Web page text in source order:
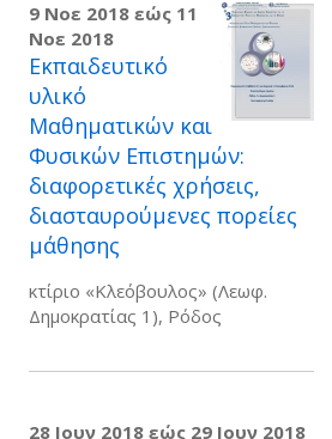
9 Νοε 2018 εώς 11
Νοε 2018
Εκπαιδευτικό
υλικό
Μαθηματικών και
Φυσικών Επιστημών:
διαφορετικές χρήσεις,
διασταυρούμενες πορείες
μάθησης
κτίριο «Κλεόβουλος» (Λεωφ.
Δημοκρατίας 1), Ρόδος
28 Ιουν 2018 εώς 29 Ιουν 2018